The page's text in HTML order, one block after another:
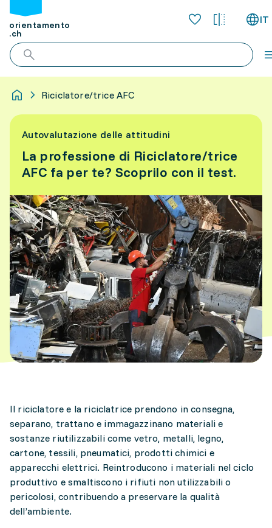
orientamento
.ch
IT
Riciclatore/trice AFC
Autovalutazione delle attitudini
La professione di Riciclatore/trice
AFC fa per te? Scoprilo con il test.
Il riciclatore e la riciclatrice prendono in consegna,
separano, trattano e immagazzinano materiali e
sostanze riutilizzabili come vetro, metalli, legno,
cartone, tessili, pneumatici, prodotti chimici e
apparecchi elettrici. Reintroducono i materiali nel ciclo
produttivo e smaltiscono i rifiuti non utilizzabili o
pericolosi, contribuendo a preservare la qualità
dell’ambiente.